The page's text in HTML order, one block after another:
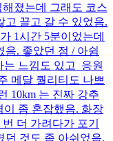
졌는데 그래도 코스
끌고 갈 수 있었음.
1시간 5분이었는데
음. 좋았던 점 / 아쉼
는 느낌도 있고 응원
메달 퀄리티도 나쁘
10km 는 진짜 강추
좀 혼잡했음. 화장
더 가려다가 포기
던 것도 좀 아쉬었음.